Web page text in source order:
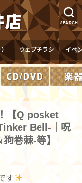
SEARCH
ウェブチラシ イベ
【Q posket
Bell-｜呪
巻棘-等】
す